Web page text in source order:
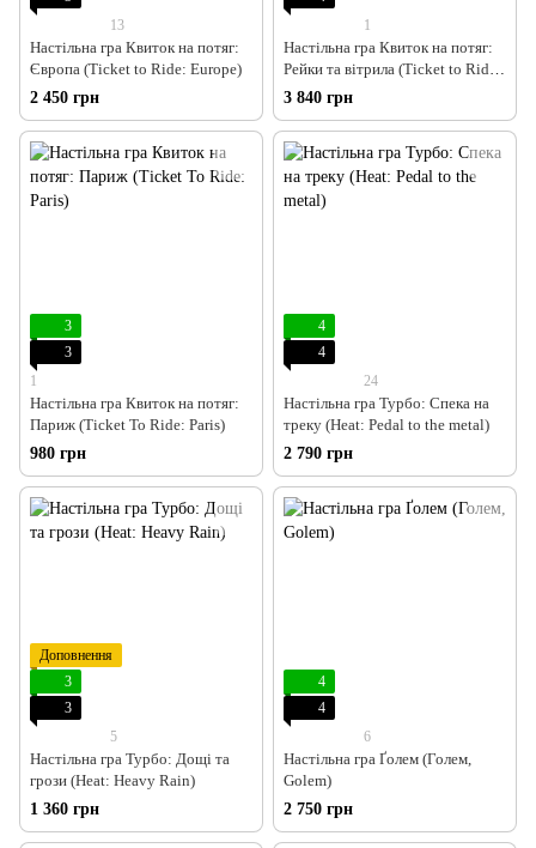
13
Настільна гра Квиток на потяг:
Європа (Ticket to Ride: Europe)
2 450 грн
1
Настільна гра Квиток на потяг:
Рейки та вітрила (Ticket to Ride:
Rails & Sails)
3 840 грн
3
3
1
Настільна гра Квиток на потяг:
Париж (Ticket To Ride: Paris)
980 грн
4
4
24
Настільна гра Турбо: Спека на
треку (Heat: Pedal to the metal)
2 790 грн
Доповнення
3
3
5
Настільна гра Турбо: Дощі та
грози (Heat: Heavy Rain)
1 360 грн
4
4
6
Настільна гра Ґолем (Голем,
Golem)
2 750 грн